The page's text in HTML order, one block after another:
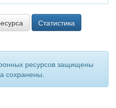
Статистика
ресурсов защищены
сохранены.